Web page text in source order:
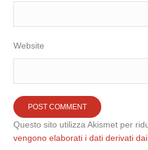
Website
Questo sito utilizza Akismet per
vengono elaborati i dati derivati